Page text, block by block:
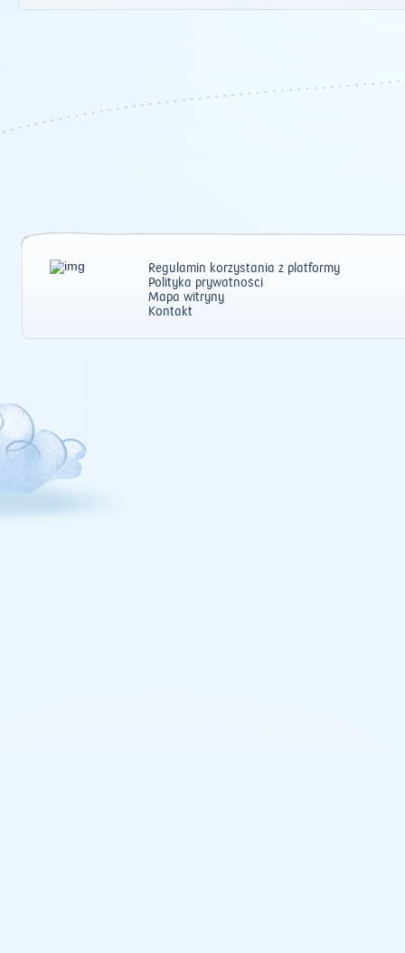
2011| 2012|
Regulamin korzystania z platformy
Polityka prywatności
Mapa witryny
Kontakt